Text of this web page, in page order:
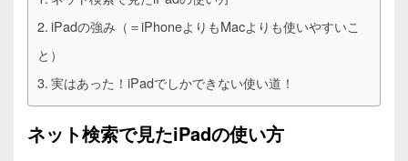
iPadの強み（＝iPhoneよりもMacよりも使いやすいこ
と）
実はあった！iPadでしかできない使い道！
ネット検索で見たiPadの使い方